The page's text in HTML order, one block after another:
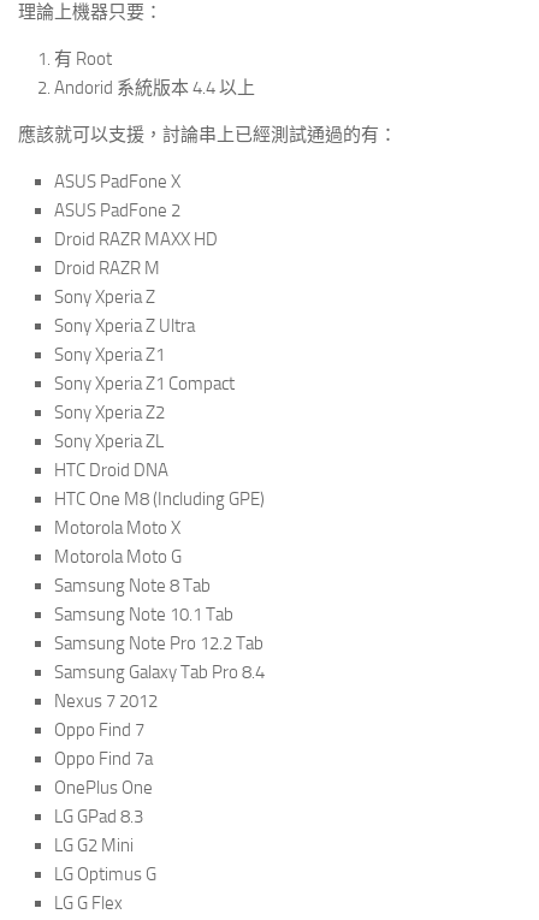
理論上機器只要：
有 Root
Andorid 系統版本 4.4 以上
應該就可以支援，討論串上已經測試通過的有：
ASUS PadFone X
ASUS PadFone 2
Droid RAZR MAXX HD
Droid RAZR M
Sony Xperia Z
Sony Xperia Z Ultra
Sony Xperia Z1
Sony Xperia Z1 Compact
Sony Xperia Z2
Sony Xperia ZL
HTC Droid DNA
HTC One M8 (Including GPE)
Motorola Moto X
Motorola Moto G
Samsung Note 8 Tab
Samsung Note 10.1 Tab
Samsung Note Pro 12.2 Tab
Samsung Galaxy Tab Pro 8.4
Nexus 7 2012
Oppo Find 7
Oppo Find 7a
OnePlus One
LG GPad 8.3
LG G2 Mini
LG Optimus G
LG G Flex